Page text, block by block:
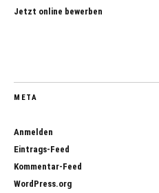
Jetzt online bewerben
META
Anmelden
Eintrags-Feed
Kommentar-Feed
WordPress.org